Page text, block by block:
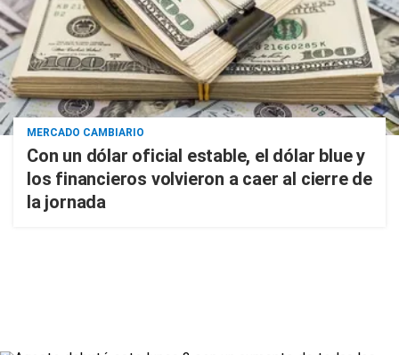
MERCADO CAMBIARIO
Con un dólar oficial estable, el dólar blue y
los financieros volvieron a caer al cierre de
la jornada